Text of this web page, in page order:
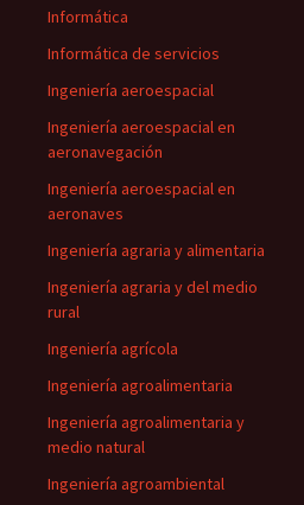
Informática
Informática de servicios
Ingeniería aeroespacial
Ingeniería aeroespacial en
aeronavegación
Ingeniería aeroespacial en
aeronaves
Ingeniería agraria y alimentaria
Ingeniería agraria y del medio
rural
Ingeniería agrícola
Ingeniería agroalimentaria
Ingeniería agroalimentaria y
medio natural
Ingeniería agroambiental